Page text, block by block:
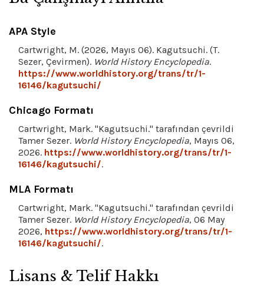
APA Style
Cartwright, M. (2026, Mayıs 06). Kagutsuchi. (T.
Sezer, Çevirmen). World History Encyclopedia.
https://www.worldhistory.org/trans/tr/1-
16146/kagutsuchi/
Chicago Formatı
Cartwright, Mark. "Kagutsuchi." tarafından çevrildi
Tamer Sezer. World History Encyclopedia, Mayıs 06,
2026. https://www.worldhistory.org/trans/tr/1-
16146/kagutsuchi/.
MLA Formatı
Cartwright, Mark. "Kagutsuchi." tarafından çevrildi
Tamer Sezer. World History Encyclopedia, 06 May
2026, https://www.worldhistory.org/trans/tr/1-
16146/kagutsuchi/.
Lisans & Telif Hakkı